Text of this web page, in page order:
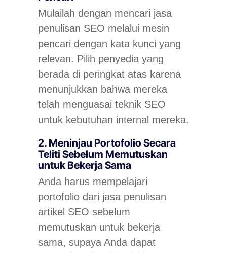
Mulailah dengan mencari jasa
penulisan SEO melalui mesin
pencari dengan kata kunci yang
relevan. Pilih penyedia yang
berada di peringkat atas karena
menunjukkan bahwa mereka
telah menguasai teknik SEO
untuk kebutuhan internal mereka.
2. Meninjau Portofolio Secara
Teliti Sebelum Memutuskan
untuk Bekerja Sama
Anda harus mempelajari
portofolio dari jasa penulisan
artikel SEO sebelum
memutuskan untuk bekerja
sama, supaya Anda dapat